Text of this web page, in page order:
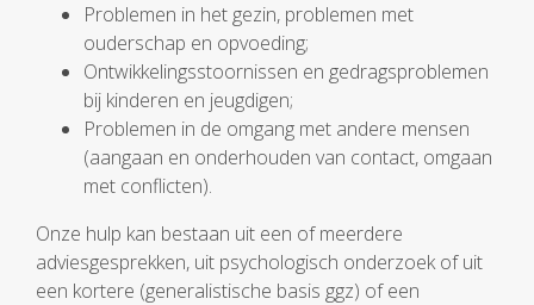
Problemen in het gezin, problemen met
ouderschap en opvoeding;
Ontwikkelingsstoornissen en gedragsproblemen
bij kinderen en jeugdigen;
Problemen in de omgang met andere mensen
(aangaan en onderhouden van contact, omgaan
met conflicten).
Onze hulp kan bestaan uit een of meerdere
adviesgesprekken, uit psychologisch onderzoek of uit
een kortere (generalistische basis ggz) of een